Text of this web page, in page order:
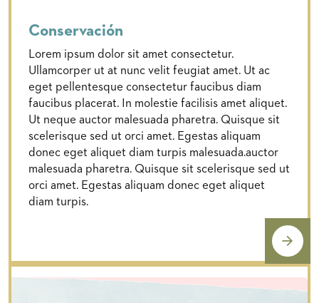
Conservación
Lorem ipsum dolor sit amet consectetur.
Ullamcorper ut at nunc velit feugiat amet. Ut ac
eget pellentesque consectetur faucibus diam
faucibus placerat. In molestie facilisis amet aliquet.
Ut neque auctor malesuada pharetra. Quisque sit
scelerisque sed ut orci amet. Egestas aliquam
donec eget aliquet diam turpis malesuada.auctor
malesuada pharetra. Quisque sit scelerisque sed ut
orci amet. Egestas aliquam donec eget aliquet
diam turpis.